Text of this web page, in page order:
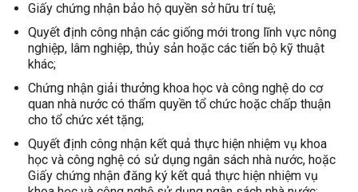
Giấy chứng nhận bảo hộ quyền sở hữu trí tuệ;
Quyết định công nhận các giống mới trong lĩnh vực nông
nghiệp, lâm nghiệp, thủy sản hoặc các tiến bộ kỹ thuật
khác;
Chứng nhận giải thưởng khoa học và công nghệ do cơ
quan nhà nước có thẩm quyền tổ chức hoặc chấp thuận
cho tổ chức xét tặng;
Quyết định công nhận kết quả thực hiện nhiệm vụ khoa
học và công nghệ có sử dụng ngân sách nhà nước, hoặc
Giấy chứng nhận đăng ký kết quả thực hiện nhiệm vụ